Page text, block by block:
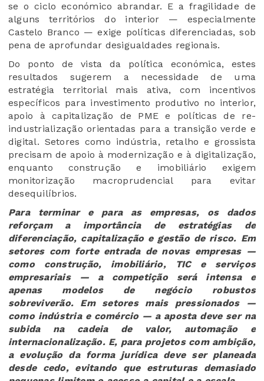
se o ciclo económico abrandar. E a fragilidade de
alguns territórios do interior — especialmente
Castelo Branco — exige políticas diferenciadas, sob
pena de aprofundar desigualdades regionais.
Do ponto de vista da política económica, estes
resultados sugerem a necessidade de uma
estratégia territorial mais ativa, com incentivos
específicos para investimento produtivo no interior,
apoio à capitalização de PME e políticas de re-
industrialização orientadas para a transição verde e
digital. Setores como indústria, retalho e grossista
precisam de apoio à modernização e à digitalização,
enquanto construção e imobiliário exigem
monitorização macroprudencial para evitar
desequilíbrios.
Para terminar e para as empresas, os dados
reforçam a importância de estratégias de
diferenciação, capitalização e gestão de risco. Em
setores com forte entrada de novas empresas —
como construção, imobiliário, TIC e serviços
empresariais — a competição será intensa e
apenas modelos de negócio robustos
sobreviverão. Em setores mais pressionados —
como indústria e comércio — a aposta deve ser na
subida na cadeia de valor, automação e
internacionalização. E, para projetos com ambição,
a evolução da forma jurídica deve ser planeada
desde cedo, evitando que estruturas demasiado